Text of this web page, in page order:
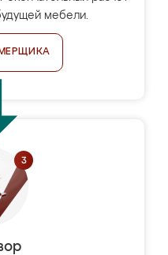
мебели.